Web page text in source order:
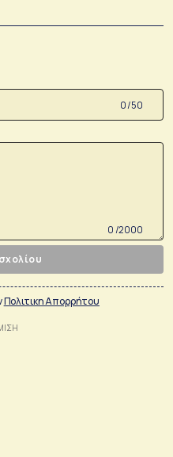
0 /50
0 /2000
Πολιτικη Απορρήτου